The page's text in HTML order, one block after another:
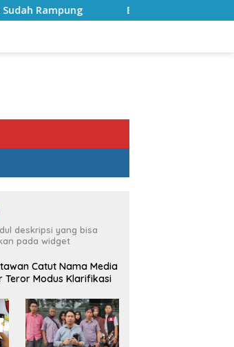
Bulan Kemerdekaan, Bupati Lampung
deskripsi yang bisa
pada widget
Catut Nama Media
Teror Modus Klarifikasi